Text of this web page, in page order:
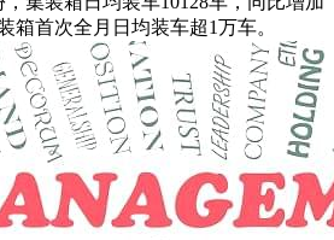
箱首次全月日均装车超1万车。